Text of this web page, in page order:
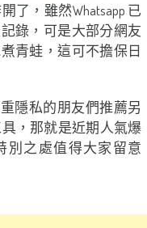
了，雖然Whatsapp 已
錄，可是大部分網友
青蛙，這可不擔保日
隱私的朋友們推薦另
具，那就是近期人氣爆
別之處值得大家留意